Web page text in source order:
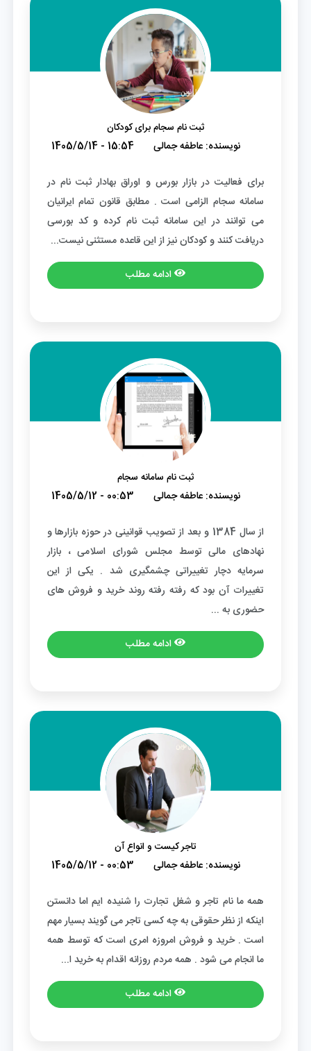
ثبت نام سجام برای کودکان
1405/5/14 - 15:54 نویسنده:عاطفه جمالی
برای فعالیت در بازار بورس و اوراق بهادار ثبت نام در
سامانه سجام الزامی است . مطابق قانون تمام ایرانیان
می توانند در این سامانه ثبت نام کرده و کد بورسی
دریافت کنند و کودکان نیز از این قاعده مستثنی نیست...
ادامه مطلب
ثبت نام سامانه سجام
1405/5/12 - 00:53 نویسنده:عاطفه جمالی
از سال 1384 و بعد از تصویب قوانینی در حوزه بازارها و
نهادهای مالی توسط مجلس شورای اسلامی ، بازار
سرمایه دچار تغییراتی چشمگیری شد . یکی از این
تغییرات آن بود که رفته رفته روند خرید و فروش های
حضوری به ...
ادامه مطلب
تاجر کیست و انواع آن
1405/5/12 - 00:53 نویسنده:عاطفه جمالی
همه ما نام تاجر و شغل تجارت را شنیده ایم اما دانستن
اینکه از نظر حقوقی به چه کسی تاجر می گویند بسیار مهم
است . خرید و فروش امروزه امری است که توسط همه
ما انجام می شود . همه مردم روزانه اقدام به خرید ا...
ادامه مطلب